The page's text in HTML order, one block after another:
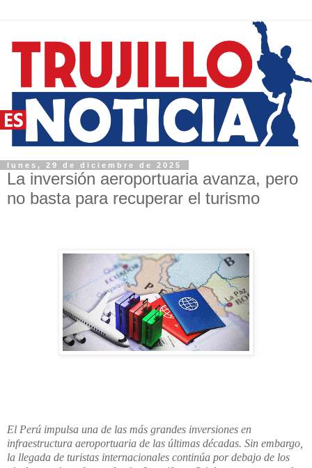
lunes, 29 de diciembre de 2025
La inversión aeroportuaria avanza, pero
no basta para recuperar el turismo
El Perú impulsa una de las más grandes inversiones en
infraestructura aeroportuaria de las últimas décadas. Sin embargo,
la llegada de turistas internacionales continúa por debajo de los